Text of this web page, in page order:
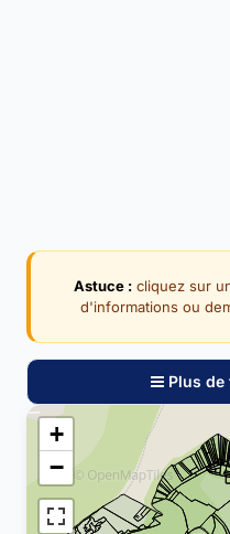
Astuce : cliquez sur
d'informations ou
Plus de
+
−